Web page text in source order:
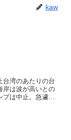
kaw
台湾のあたりの台
岸は波が高いとの
プは中止。急遽本